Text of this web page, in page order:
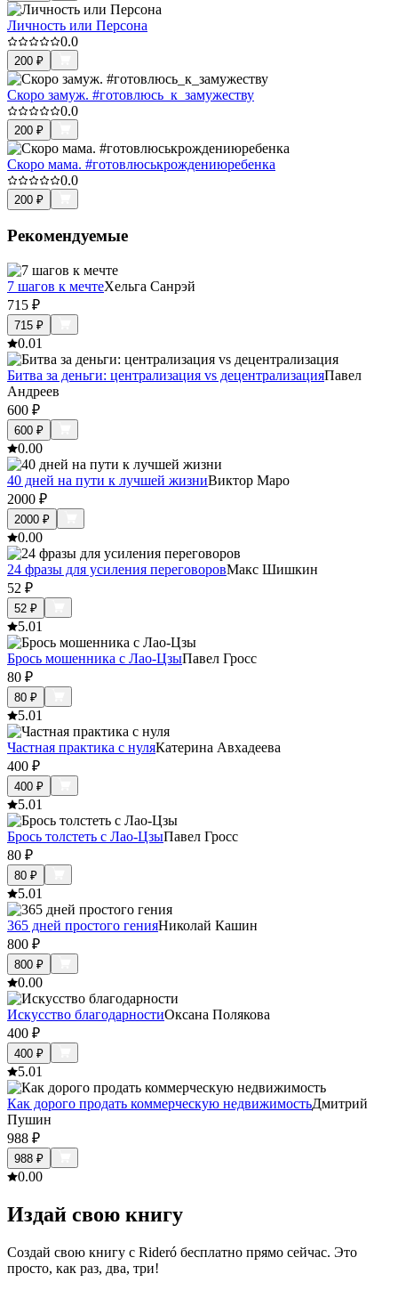
Личность или Персона
0.0
200 ₽
Скоро замуж. #готовлюсь_к_замужеству
0.0
200 ₽
Скоро мама. #готовлюськрождениюребенка
0.0
200 ₽
Рекомендуемые
7 шагов к мечтеХельга Санрэй
715 ₽
715 ₽
0.01
Битва за деньги: централизация vs децентрализацияПавел
Андреев
600 ₽
600 ₽
0.00
40 дней на пути к лучшей жизниВиктор Маро
2000 ₽
2000 ₽
0.00
24 фразы для усиления переговоровМакс Шишкин
52 ₽
52 ₽
5.01
Брось мошенника с Лао-ЦзыПавел Гросс
80 ₽
80 ₽
5.01
Частная практика с нуляКатерина Авхадеева
400 ₽
400 ₽
5.01
Брось толстеть с Лао-ЦзыПавел Гросс
80 ₽
80 ₽
5.01
365 дней простого генияНиколай Кашин
800 ₽
800 ₽
0.00
Искусство благодарностиОксана Полякова
400 ₽
400 ₽
5.01
Как дорого продать коммерческую недвижимостьДмитрий
Пушин
988 ₽
988 ₽
0.00
Издай свою книгу
Создай свою книгу с Rideró бесплатно прямо сейчас. Это
просто, как раз, два, три!